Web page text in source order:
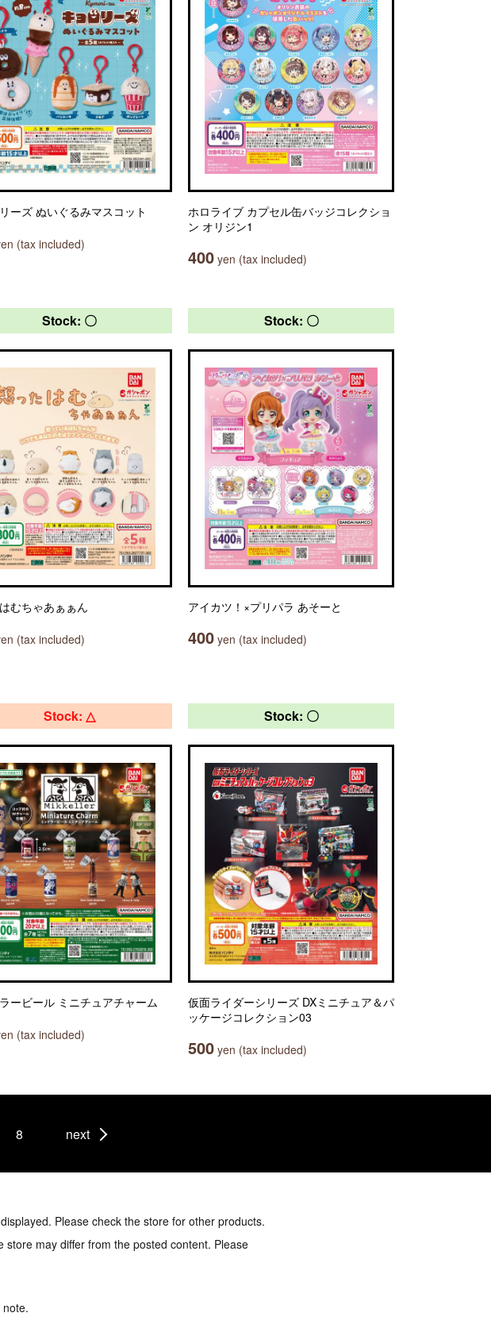
ーズ ぬいぐるみマスコット
(tax included)
ホロライブ カプセル缶バッジコレクショ
ン オリジン1
400 yen (tax included)
Stock: 〇
むちゃあぁぁん
(tax included)
Stock: 〇
アイカツ！×プリパラ あそーと
400 yen (tax included)
Stock: △
ービール ミニチュアチャーム
(tax included)
Stock: 〇
仮面ライダーシリーズ DXミニチュア＆パ
ッケージコレクション03
500 yen (tax included)
8 next
Please check the store for other products.
may differ from the posted content. Please